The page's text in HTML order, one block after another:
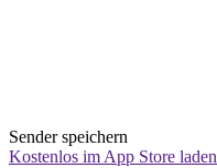
Sender speichern
Kostenlos im App Store laden